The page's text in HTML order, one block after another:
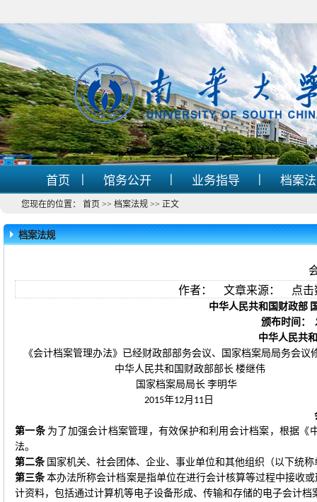
首页 | 馆务公开 | 业务指导 | 档案
您现在的位置： 首页 >> 档案法规 >> 正文
档案法规
作者： 文章来源： 点击
中华人民共和国财政部
颁布时间：
中华人民共
《会计档案管理办法》已经财政部部务会议、国家档案局局务会
中华人民共和国财政部部长 楼继伟
国家档案局局长 李明华
2015年12月 11 日
第一条 为了加强会计档案管理，有效保护和利用会计档案，根据
法。
第二条 国家机关、社会团体、企业、事业单位和其他组织（以下统
第三条 本办法所称会计档案是指单位在进行会计核算等过程中接收
计资料，包括通过计算机等电子设备形成、传输和存储的电子会计档